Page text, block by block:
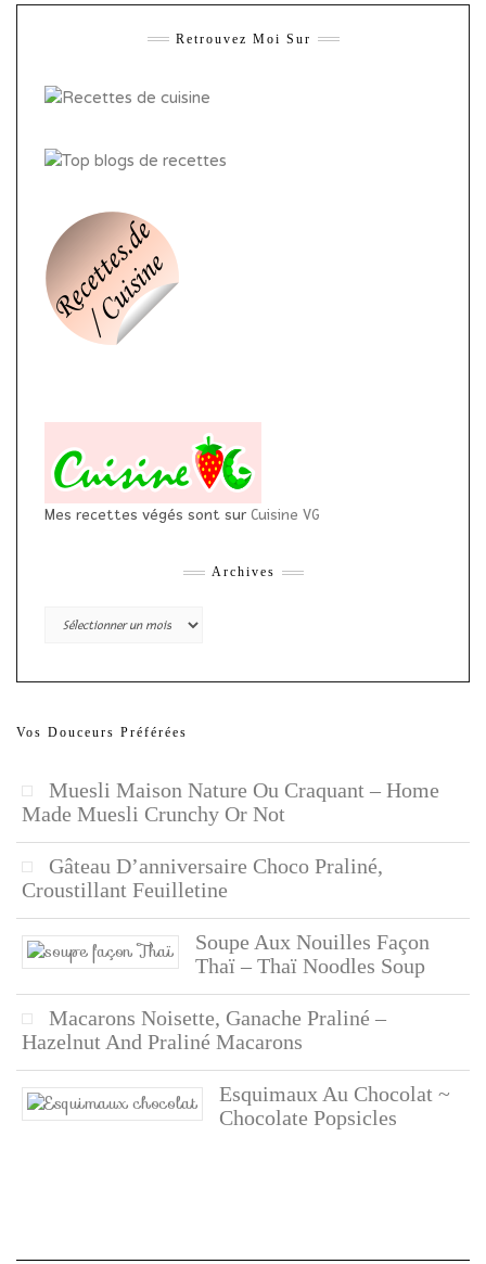
Retrouvez Moi Sur
Mes recettes végés sont sur Cuisine VG
Archives
Archives
Vos Douceurs Préférées
Muesli Maison Nature Ou Craquant – Home
Made Muesli Crunchy Or Not
Gâteau D’anniversaire Choco Praliné,
Croustillant Feuilletine
Soupe Aux Nouilles Façon
Thaï – Thaï Noodles Soup
Macarons Noisette, Ganache Praliné –
Hazelnut And Praliné Macarons
Esquimaux Au Chocolat ~
Chocolate Popsicles